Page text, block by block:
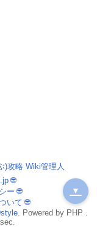
)攻略 Wiki管理人
🌐
ー 🌐
いて 🌐
. Powered by PHP .
▼